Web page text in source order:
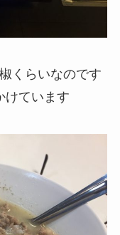
くらいなのです
けています